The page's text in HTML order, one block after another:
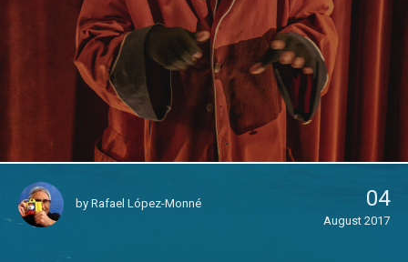
by Rafael López-Monné 04
August 2017